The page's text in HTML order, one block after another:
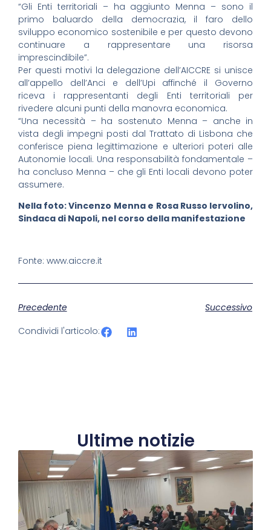
“Gli Enti territoriali – ha aggiunto Menna – sono il
primo baluardo della democrazia, il faro dello
sviluppo economico sostenibile e per questo devono
continuare a rappresentare una risorsa
imprescindibile”.
Per questi motivi la delegazione dell’AICCRE si unisce
all’appello dell’Anci e dell’Upi affinché il Governo
riceva i rappresentanti degli Enti territoriali per
rivedere alcuni punti della manovra economica.
“Una necessità – ha sostenuto Menna – anche in
vista degli impegni posti dal Trattato di Lisbona che
conferisce piena legittimazione e ulteriori poteri alle
Autonomie locali. Una responsabilità fondamentale –
ha concluso Menna – che gli Enti locali devono poter
assumere.
Nella foto: Vincenzo Menna e Rosa Russo Iervolino,
Sindaca di Napoli, nel corso della manifestazione
Fonte: www.aiccre.it
Precedente
Successivo
Condividi l'articolo:
Ultime notizie